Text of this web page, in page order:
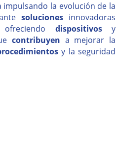
la evolución de la
soluciones innovadoras
dispositivosy
contribuyen a mejorar la
y la seguridad